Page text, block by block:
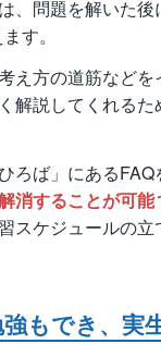
、問題を解いた後
す。
え方の道筋など
解説してくれる
ろば」にあるFAQ
消することが可能
スケジュールの立
もでき、実